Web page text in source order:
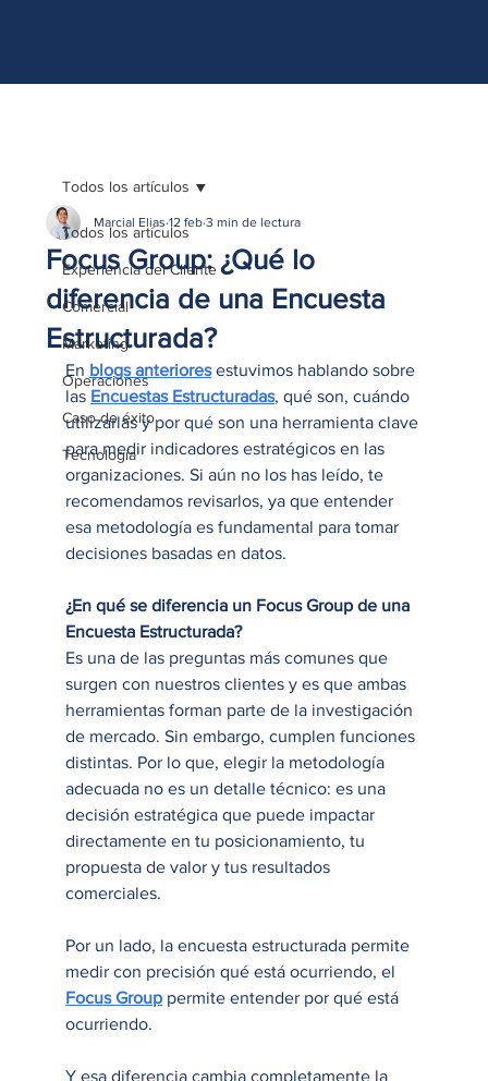
Todos los artículos
Experiencia del Cliente
Comercial
Marketing
Operaciones
Caso de éxito
Tecnología
Todos los artículos
Focus Group: ¿Qué lo
diferencia de una Encuesta
Estructurada?
Marcial Elias 12 feb 3 min de lectura
En blogs anteriores estuvimos hablando sobre
las Encuestas Estructuradas, qué son, cuándo
utilizarlas y por qué son una herramienta clave
para medir indicadores estratégicos en las
organizaciones. Si aún no los has leído, te
recomendamos revisarlos, ya que entender
esa metodología es fundamental para tomar
decisiones basadas en datos.
¿En qué se diferencia un Focus Group de una
Encuesta Estructurada?
Es una de las preguntas más comunes que
surgen con nuestros clientes y es que ambas
herramientas forman parte de la investigación
de mercado. Sin embargo, cumplen funciones
distintas. Por lo que, elegir la metodología
adecuada no es un detalle técnico: es una
decisión estratégica que puede impactar
directamente en tu posicionamiento, tu
propuesta de valor y tus resultados
comerciales.
Por un lado, la encuesta estructurada permite
medir con precisión qué está ocurriendo, el
Focus Group permite entender por qué está
ocurriendo.
Y esa diferencia cambia completamente la